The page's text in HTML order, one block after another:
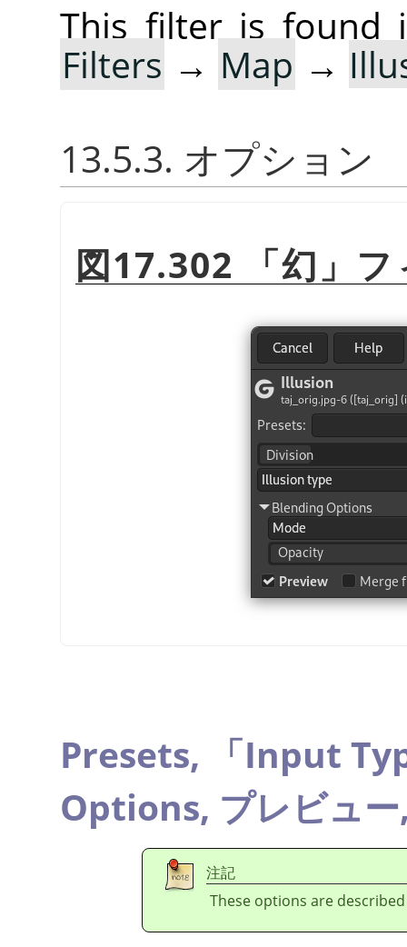
This filter is found
Filters → Map →
13.5.3. オプション
図17.302 「幻 」
Presets, 「Input
Options, プレビュ
注記
These options are